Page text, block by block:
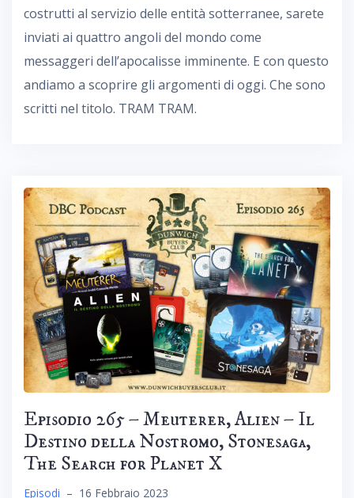
costrutti al servizio delle entità sotterranee, sarete
inviati ai quattro angoli del mondo come
messaggeri dell’apocalisse imminente. E con questo
andiamo a scoprire gli argomenti di oggi. Che sono
scritti nel titolo. TRAM TRAM.
Episodio 265 – Meuterer, Alien – Il
Destino della Nostromo, Stonesaga,
The Search for Planet X
Episodi – 16 Febbraio 2023